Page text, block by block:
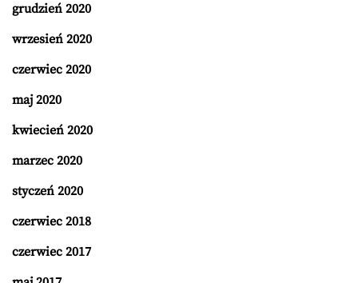
grudzień 2020
wrzesień 2020
czerwiec 2020
maj 2020
kwiecień 2020
marzec 2020
styczeń 2020
czerwiec 2018
czerwiec 2017